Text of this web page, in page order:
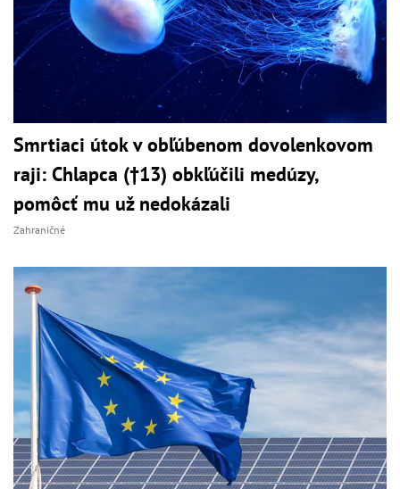
Smrtiaci útok v obľúbenom dovolenkovom
raji: Chlapca (†13) obkľúčili medúzy,
pomôcť mu už nedokázali
Zahraničné